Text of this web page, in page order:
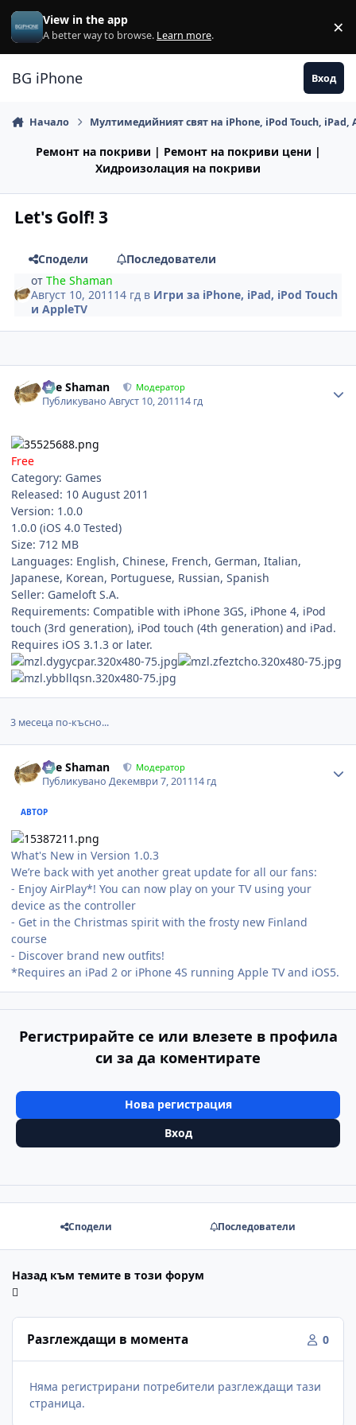
Премини към съдържанието
View in the app
A better way to browse. Learn more. ×
BG iPhone Вход
Начало Мултимедийният свят на iPhone, iPod Touch, iPad,
Ремонт на покриви | Ремонт на покриви цени |
Хидроизолация на покриви
Let's Golf! 3
Сподели
Последователи
отThe Shaman
Август 10, 2011 14 гд в Игри за iPhone, iPad, iPod Touch
и AppleTV
The Shaman Модератор
ПубликуваноАвгуст 10, 201114 гд
Free
Category: Games
Released: 10 August 2011
Version: 1.0.0
1.0.0 (iOS 4.0 Tested)
Size: 712 MB
Languages: English, Chinese, French, German, Italian,
Japanese, Korean, Portuguese, Russian, Spanish
Seller: Gameloft S.A.
Requirements: Compatible with iPhone 3GS, iPhone 4, iPod
touch (3rd generation), iPod touch (4th generation) and iPad.
Requires iOS 3.1.3 or later.
3 месеца по-късно...
The Shaman Модератор
ПубликуваноДекември 7, 201114 гд
АВТОР
What's New in Version 1.0.3
We’re back with yet another great update for all our fans:
- Enjoy AirPlay*! You can now play on your TV using your
device as the controller
- Get in the Christmas spirit with the frosty new Finland
course
- Discover brand new outfits!
*Requires an iPad 2 or iPhone 4S running Apple TV and iOS5.
Регистрирайте се или влезете в профила
си за да коментирате
Нова регистрация
Вход
Сподели Последователи
Назад към темите в този форум
Разглеждащи в момента 0
Няма регистрирани потребители разглеждащи тази
страница.